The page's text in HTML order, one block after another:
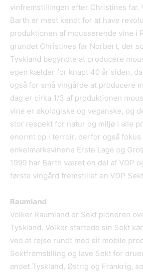
vinfremstillingen efter Christines far.
Barth er mest kendt for at have
produktionen af mousserende vine i
grundet Christines far Norbert, der
Tyskland begyndte at producere
egen kælder for knapt 40 år siden,
også for små vingårde at producere
dag er cirka 1/3 af produktionen
vine er økologiske og veganske, og
stor respekt for natur og miljø i alle
enormt op i terroir, derfor også fokus
enkelmarksvinene Erste Lage og
1999 har Barth været en del af VDP
første vingård fremstillet en VDP
Raumland
Volker Raumland er Sekt pioneren
Tyskland. Volker startede sin Sekt
ved at rejse rundt med sit mobile
Sektfremstilling og lave Sekt for
andet Tyskland, Østrig og Frankrig,